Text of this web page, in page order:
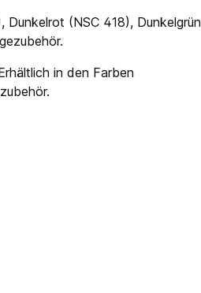
(NSC 418), Dunkelgrün
in den Farben